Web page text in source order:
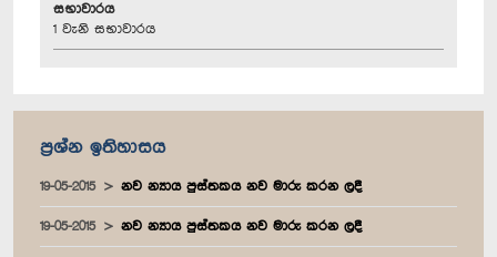
සභාවාරය
1 වැනි සභාවාරය
ප්‍රශ්න ඉතිහාසය
19-05-2015 නව න්‍යාය පුස්තකය නව මාරු කරන ලදී
19-05-2015 නව න්‍යාය පුස්තකය නව මාරු කරන ලදී